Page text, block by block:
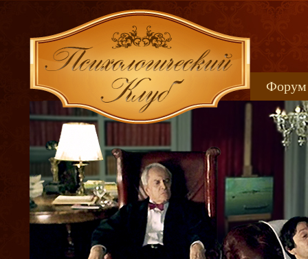
Форум